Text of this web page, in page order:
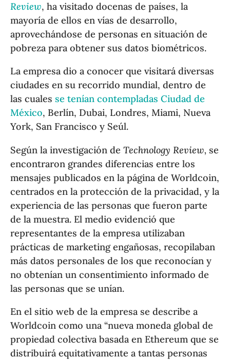
Review, ha visitado docenas de países, la
mayoría de ellos en vías de desarrollo,
aprovechándose de personas en situación de
pobreza para obtener sus datos biométricos.
La empresa dio a conocer que visitará diversas
ciudades en su recorrido mundial, dentro de
las cuales se tenían contempladas Ciudad de
México, Berlín, Dubai, Londres, Miami, Nueva
York, San Francisco y Seúl.
Según la investigación deTechnology Review, se
encontraron grandes diferencias entre los
mensajes publicados en la página de Worldcoin,
centrados en la protección de la privacidad, y la
experiencia de las personas que fueron parte
de la muestra. El medio evidenció que
representantes de la empresa utilizaban
prácticas de marketing engañosas, recopilaban
más datos personales de los que reconocían y
no obtenían un consentimiento informado de
las personas que se unían.
En el sitio web de la empresa se describe a
Worldcoin como una “nueva moneda global de
propiedad colectiva basada en Ethereum que se
distribuirá equitativamente a tantas personas